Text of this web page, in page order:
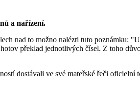
a nařízení.
nad to možno nalézti tuto poznámku:
překlad jednotlivých čísel. Z toho
dostávali ve své mateřské řeči oficielní